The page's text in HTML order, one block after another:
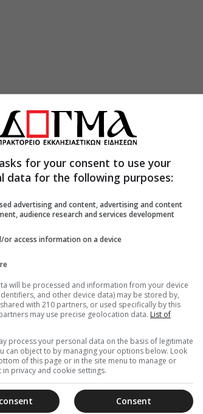
του Κυρίου(Ψαλμ. 38, 6), κατά
το καταλάβεις.
τότε γίνεσαι πλούσιος σε
for your consent to use your
data for the following purposes:
advertising and content, advertising and content
audience research and services development
or access information on a device
will be processed and information from your device
and other device data) may be stored by,
with 210 partners, or used specifically by this
may use precise geolocation data. List of
process your personal data on the basis of legitimate
can object to by managing your options below. Look
of this page or in the site menu to manage or
privacy and cookie settings.
Consent